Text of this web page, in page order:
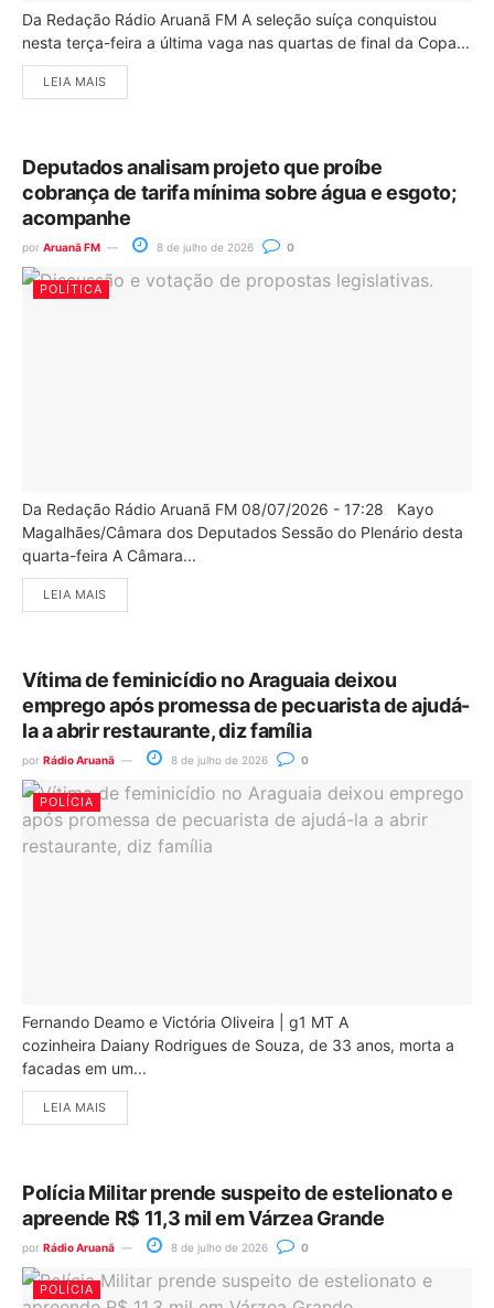
Da Redação Rádio Aruanã FM A seleção suíça conquistou
nesta terça-feira a última vaga nas quartas de final da Copa...
LEIA MAIS
Deputados analisam projeto que proíbe
cobrança de tarifa mínima sobre água e esgoto;
acompanhe
por Aruanã FM 8 de julho de 2026 0
POLÍTICA
Da Redação Rádio Aruanã FM 08/07/2026 - 17:28 Kayo
Magalhães/Câmara dos Deputados Sessão do Plenário desta
quarta-feira A Câmara...
LEIA MAIS
Vítima de feminicídio no Araguaia deixou
emprego após promessa de pecuarista de ajudá-
la a abrir restaurante, diz família
por Rádio Aruanã 8 de julho de 2026 0
POLÍCIA
Fernando Deamo e Victória Oliveira | g1 MT A
cozinheira Daiany Rodrigues de Souza, de 33 anos, morta a
facadas em um...
LEIA MAIS
Polícia Militar prende suspeito de estelionato e
apreende R$ 11,3 mil em Várzea Grande
por Rádio Aruanã 8 de julho de 2026 0
POLÍCIA